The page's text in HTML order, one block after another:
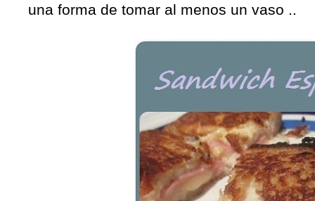
una forma de tomar al menos un vaso ..